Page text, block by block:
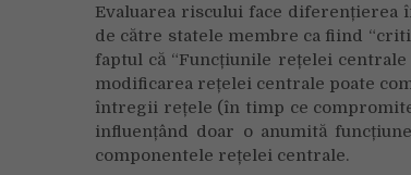
Evaluarea riscului face diferențierea
de către statele membre ca fiind
faptul că “Funcțiunile rețelei
modificarea rețelei centrale poate
întregii rețele (în timp ce
influențând doar o anumită
componentele rețelei centrale.